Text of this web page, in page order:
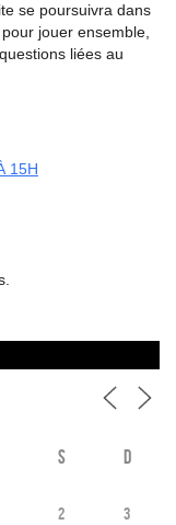
se poursuivra dans
jouer ensemble,
liées au
15H
S D
2 3